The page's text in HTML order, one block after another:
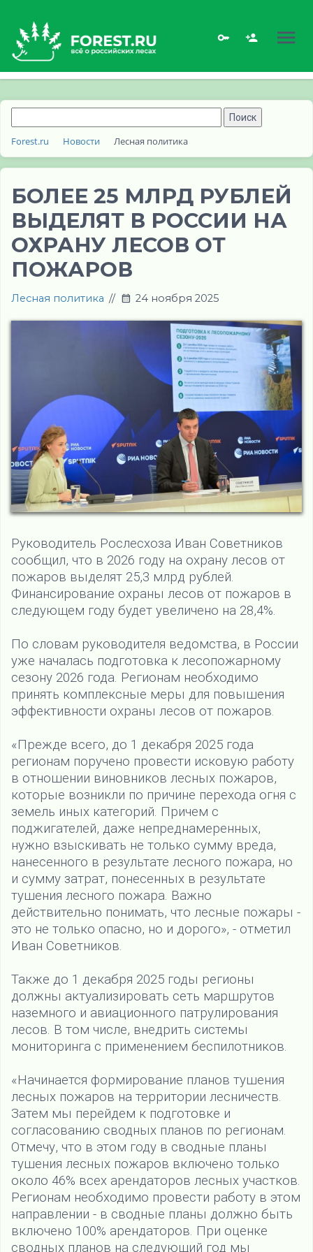
Forest.ru Новости Лесная политика
БОЛЕЕ 25 МЛРД РУБЛЕЙ
ВЫДЕЛЯТ В РОССИИ НА
ОХРАНУ ЛЕСОВ ОТ
ПОЖАРОВ
Лесная политика // 24 ноября 2025
Руководитель Рослесхоза Иван Советников
сообщил, что в 2026 году на охрану лесов от
пожаров выделят 25,3 млрд рублей.
Финансирование охраны лесов от пожаров в
следующем году будет увеличено на 28,4%.
По словам руководителя ведомства, в России
уже началась подготовка к лесопожарному
сезону 2026 года. Регионам необходимо
принять комплексные меры для повышения
эффективности охраны лесов от пожаров.
«Прежде всего, до 1 декабря 2025 года
регионам поручено провести исковую работу
в отношении виновников лесных пожаров,
которые возникли по причине перехода огня с
земель иных категорий. Причем с
поджигателей, даже непреднамеренных,
нужно взыскивать не только сумму вреда,
нанесенного в результате лесного пожара, но
и сумму затрат, понесенных в результате
тушения лесного пожара. Важно
действительно понимать, что лесные пожары -
это не только опасно, но и дорого», - отметил
Иван Советников.
Также до 1 декабря 2025 годы регионы
должны актуализировать сеть маршрутов
наземного и авиационного патрулирования
лесов. В том числе, внедрить системы
мониторинга с применением беспилотников.
«Начинается формирование планов тушения
лесных пожаров на территории лесничеств.
Затем мы перейдем к подготовке и
согласованию сводных планов по регионам.
Отмечу, что в этом году в сводные планы
тушения лесных пожаров включено только
около 46% всех арендаторов лесных участков.
Регионам необходимо провести работу в этом
направлении - в сводные планы должно быть
включено 100% арендаторов. При оценке
сводных планов на следующий год мы